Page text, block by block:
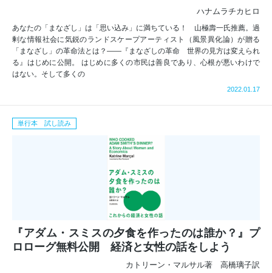
ハナムラチカヒロ
あなたの「まなざし」は「思い込み」に満ちている！ 山極壽一氏推薦。過
剰な情報社会に気鋭のランドスケープアーティスト（風景異化論）が贈る
「まなざし」の革命法とは？――『まなざしの革命 世界の見方は変えられ
る』はじめに公開。 はじめに多くの市民は善良であり、心根が悪いわけで
はない。そして多くの
2022.01.17
単行本 試し読み
『アダム・スミスの夕食を作ったのは誰か？』プ
ロローグ無料公開 経済と女性の話をしよう
カトリーン・マルサル著 高橋璃子訳